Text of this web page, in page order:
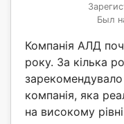
Был
Компанія АЛД
року. За кілька
компанія, яка
на високому